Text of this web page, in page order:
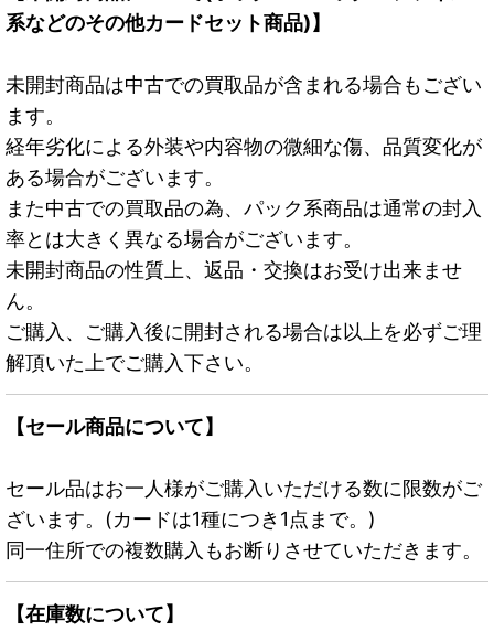
系などのその他カードセット商品)】
未開封商品は中古での買取品が含まれる場合もござい
ます。
経年劣化による外装や内容物の微細な傷、品質変化が
ある場合がございます。
また中古での買取品の為、パック系商品は通常の封入
率とは大きく異なる場合がございます。
未開封商品の性質上、返品・交換はお受け出来ませ
ん。
ご購入、ご購入後に開封される場合は以上を必ずご理
解頂いた上でご購入下さい。
【セール商品について】
セール品はお一人様がご購入いただける数に限数がご
ざいます。(カードは1種につき1点まで。)
同一住所での複数購入もお断りさせていただきます。
【在庫数について】